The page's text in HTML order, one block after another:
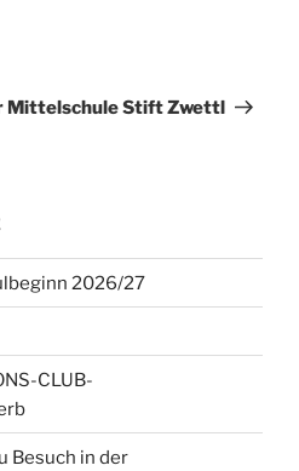
Mittelschule Stift Zwettl
2026/27
CLUB-
Besuch in der